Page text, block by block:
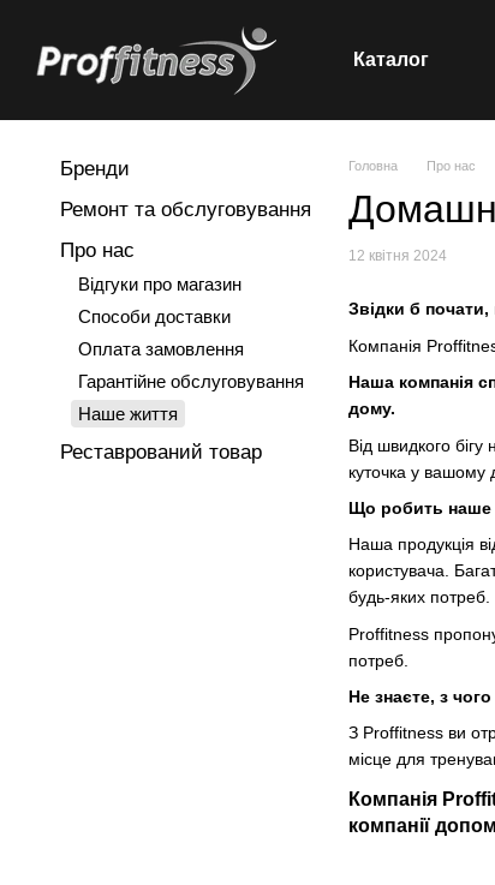
Каталог
Головна Про нас
12 квітня 2024
Звідки б
Компанія
Наша компанія
дому.
Від швидкого
куточка у вашому
Що робить наше
Наша продукція
користувача.
будь-яких потреб.
Proffitness
потреб.
Не знаєте, з
З Proffitness ви
місце для
Компанія
компанії
Бренди
Ремонт та обслуговування
Про нас
Відгуки про магазин
Способи доставки
Оплата замовлення
Гарантійне обслуговування
Наше життя
Реставрований товар